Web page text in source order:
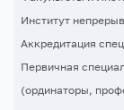
Институт
Аккредитация
Первичная
(ординаторы,